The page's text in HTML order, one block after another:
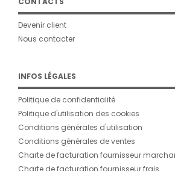
Devenir client
Nous contacter
INFOS LÉGALES
Politique de confidentialité
Politique d'utilisation des cookies
Conditions générales d'utilisation
Conditions générales de ventes
Charte de facturation fournisseur
Charte de facturation fournisseur frais